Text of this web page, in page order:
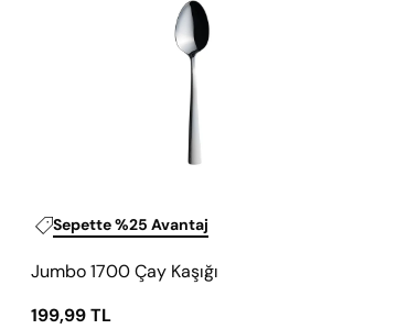
Sepette %25 Avantaj
Kaşığı
Jumbo 1700 Çay Kaşığı
199,99 TL